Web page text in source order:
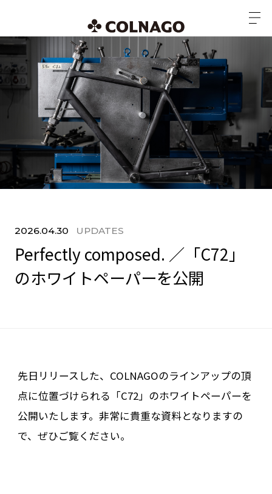
2026.04.30 UPDATES
Perfectly composed. ／「C72」
のホワイトペーパーを公開
先日リリースした、COLNAGOのラインアップの頂
点に位置づけられる「C72」のホワイトペーパーを
公開いたします。非常に貴重な資料となりますの
で、ぜひご覧ください。